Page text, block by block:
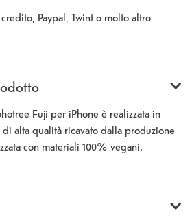
Paypal, Twint o molto altro
Fuji per iPhone è realizzata in
alta qualità ricavato dalla produzione
con materiali 100% vegani.
e resistente, offre una protezione
custodia protettiva è dotato di uno
e semplice che mai. È sufficiente